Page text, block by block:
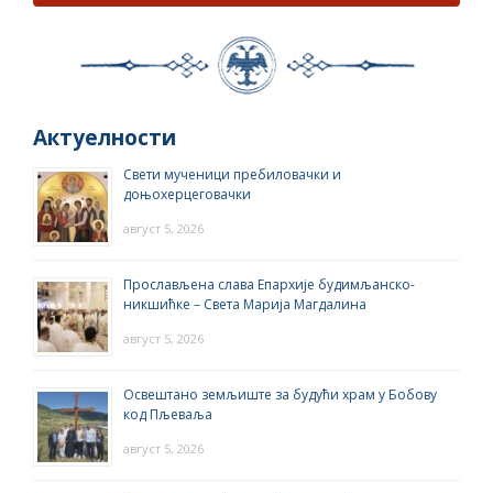
Актуелности
Свети мученици пребиловачки и
доњохерцеговачки
август 5, 2026
Прослављена слава Епархије будимљанско-
никшићке – Света Марија Магдалина
август 5, 2026
Освештано земљиште за будући храм у Бобову
код Пљеваља
август 5, 2026